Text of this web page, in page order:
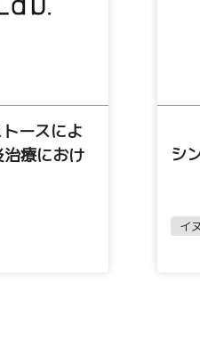
ースによ
療におけ
シ
イヌ